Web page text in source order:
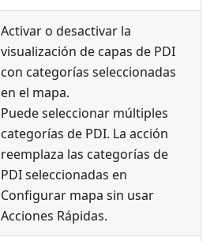
Activar o desactivar la
visualización de capas de PDI
con categorías seleccionadas
en el mapa.
Puede seleccionar múltiples
categorías de PDI. La acción
reemplaza las categorías de
PDI seleccionadas en
Configurar mapa sin usar
Acciones Rápidas.